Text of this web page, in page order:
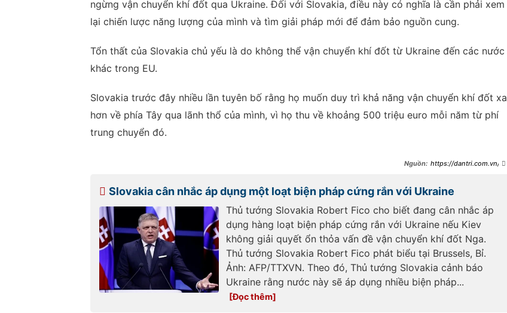
ngừng vận chuyển khí đốt qua Ukraine. Đối với Slovakia, điều này có nghĩa là cần phải xem
lại chiến lược năng lượng của mình và tìm giải pháp mới để đảm bảo nguồn cung.
Tổn thất của Slovakia chủ yếu là do không thể vận chuyển khí đốt từ Ukraine đến các nước
khác trong EU.
Slovakia trước đây nhiều lần tuyên bố rằng họ muốn duy trì khả năng vận chuyển khí đốt xa
hơn về phía Tây qua lãnh thổ của mình, vì họ thu về khoảng 500 triệu euro mỗi năm từ phí
trung chuyển đó.
https://dantri.com.vn/th
20250129134647699.htm
Slovakia cân nhắc áp dụng một loạt biện pháp cứng rắn với Ukraine
Thủ tướng Slovakia Robert Fico cho biết đang cân nhắc áp
dụng hàng loạt biện pháp cứng rắn với Ukraine nếu Kiev
không giải quyết ổn thỏa vấn đề vận chuyển khí đốt Nga.
Thủ tướng Slovakia Robert Fico phát biểu tại Brussels, Bỉ.
Ảnh: AFP/TTXVN. Theo đó, Thủ tướng Slovakia cảnh báo
Ukraine rằng nước này sẽ áp dụng nhiều biện pháp...